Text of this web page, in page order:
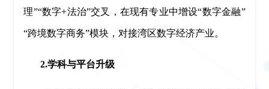
理”“数字+法治”交叉，在现有专业中增设“数字金融”
“跨境数字商务”模块，对接湾区数字经济产业。
2.学科与平台升级